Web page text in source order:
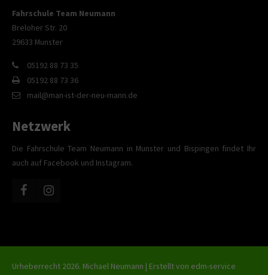
Fahrschule Team Neumann
Breloher Str. 20
29633 Munster
05192 88 73 35
05192 88 73 36
mail@man-ist-der-neu-mann.de
Netzwerk
Die Fahrschule Team Neumann in Munster und Bispingen findet Ihr
auch auf Facebook und Instagram.
Urheberrecht 2026. Michael Neumann | Erstellt von edm-service